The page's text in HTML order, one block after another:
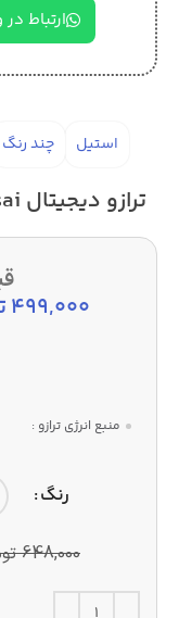
ارتباط
استیل
چند رنگ
ترازو دیجیتال Aosai مدلATP136
499,000
منبع انرژی ترازو :
رنگ
648,000